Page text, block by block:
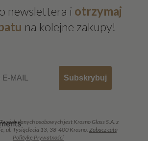
newslettera i otrzymaj
na kolejne zakupy!
Subskrybuj
danych osobowych jest Krosno Glass S.A. z
ul. Tysiąclecia 13, 38-400 Krosno. Zobacz całą
Politykę Prywatności